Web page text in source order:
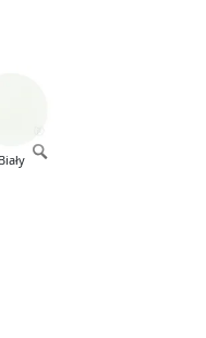
Biały